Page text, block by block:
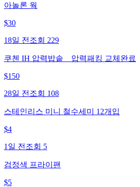
아놀론 웍
$30
18일 전 조회 229
쿠첸 IH 압력밥솥 _ 압력패킹 교체완료
$150
28일 전 조회 108
스테인리스 미니 철수세미 12개입
$4
1일 전 조회 5
검정색 프라이팬
$5